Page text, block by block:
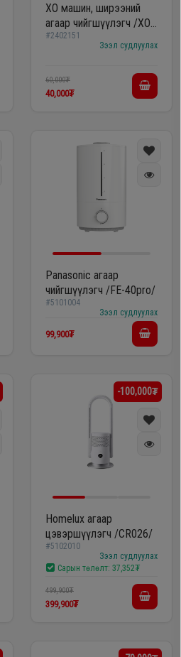
XO машин, ширээний
агаар чийгшүүлэгч /XO
HF08/
#2402151
Зээл судлуулах
60,000₮
40,000₮
Panasonic агаар
чийгшүүлэгч /FE-40pro/
#5101004
Зээл судлуулах
99,900₮
-100,000₮
Homelux агаар
цэвэршүүлэгч /CR026/
#5102010
Зээл судлуулах
Сарын төлөлт: 37,352₮
499,900₮
399,900₮